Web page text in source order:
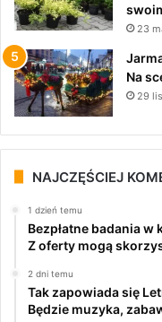
23
Na
29
NAJCZĘŚCIEJ
1 dzień temu
Bezpłatne badania
Z oferty mogą
2 dni temu
Tak zapowiada się
Będzie muzyka,